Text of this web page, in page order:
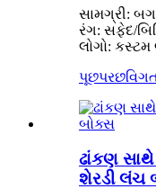
સામગ્રી:
રંગ: સફેદ/
લોગો: કસ્ટમ
પૂછપરછ
ઢાંકણ
શેરડી લંચ